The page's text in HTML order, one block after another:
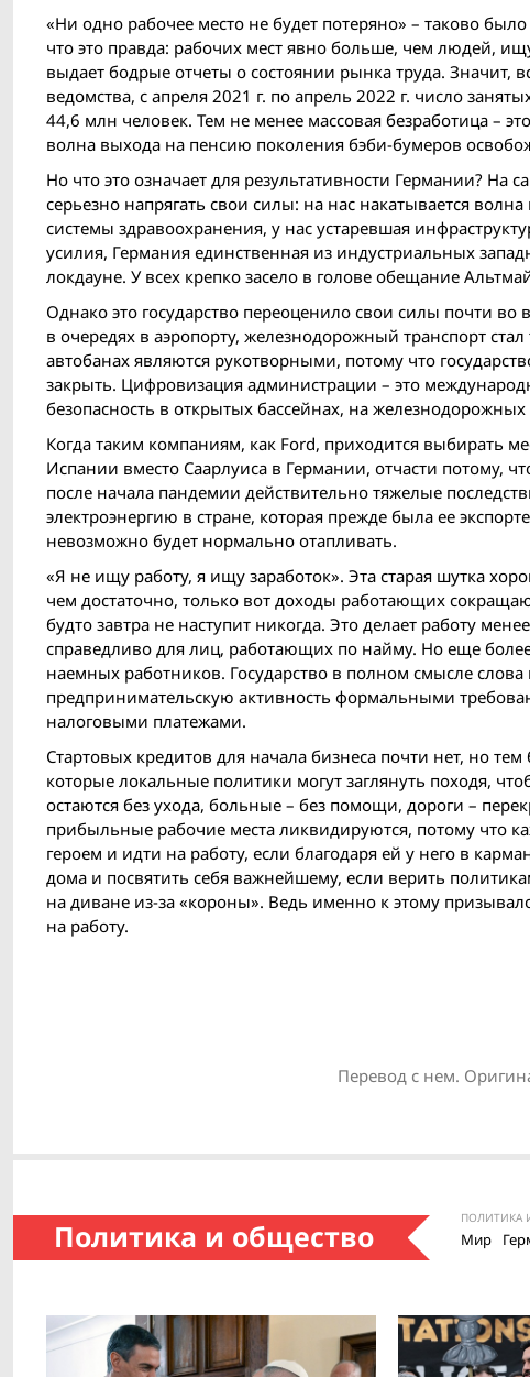
«Ни одно рабочее место не будет потеряно» – таково
что это правда: рабочих мест явно больше, чем людей,
выдает бодрые отчеты о состоянии рынка труда. Значит,
ведомства, с апреля 2021 г. по апрель 2022 г. число
44,6 млн человек. Тем не менее массовая безработица –
волна выхода на пенсию поколения бэби-бумеров
Но что это означает для результативности Германии?
серьезно напрягать свои силы: на нас накатывается
системы здравоохранения, у нас устаревшая
усилия, Германия единственнaя из индустриальных
локдауне. У всех крепко засело в голове обещание
Однако это государство переоценило свои силы почти во
в очередях в аэропорту, железнодорожный транспорт
автобанах являются рукотворными, потому что
закрыть. Цифровизация администрации – это
безопасность в открытых бассейнах, на железнодорожных
Когда таким компаниям, как Ford, приходится выбирать
Испании вместо Саарлуиса в Германии, отчасти потому,
после начала пандемии действительно тяжелые
электроэнергию в стране, которая прежде была ее
невозможно будет нормально отапливать.
«Я не ищу работу, я ищу заработок». Эта старая шутка
чем достаточно, только вот доходы работающих
будто завтра не наступит никогда. Это делает работу
справедливо для лиц, работающих по найму. Но еще
наемных работников. Государство в полном смысле
предпринимательскую активность формальными
налоговыми платежами.
Стартовых кредитов для начала бизнеса почти нет, но
которые локальные политики могут заглянуть походя,
остаются без ухода, больные – без помощи, дороги –
прибыльные рабочие места ликвидируются, потому что
героем и идти на работу, если благодаря ей у него в
дома и посвятить себя важнейшему, если верить
на диване из-за «короны». Ведь именно к этому
на работу.
Перевод с нем.
Политика и общество ПОЛИТИКА
Мир